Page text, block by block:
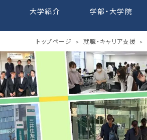
大学紹介 学部・大学院
トップページ > 就職・キャリア支援 >